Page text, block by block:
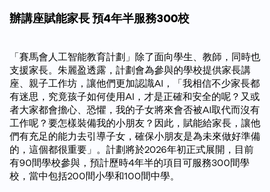
辦講座賦能家長 預4年半服務300校
「賽馬會人工智能教育計劃」除了面向學生、教師，同時也
支援家長。朱麗盈透露，計劃會為參與的學校提供家長講
座、親子工作坊，讓他們更加認識AI，「我相信不少家長都
有迷思，究竟孩子如何使用AI，才是正確和安全的呢？又或
者大家都會擔心、恐懼，我的子女將來會否被AI取代而沒有
工作呢？要怎樣裝備我的小朋友？因此，賦能給家長，讓他
們有充足的能力去引導子女，確保小朋友是為未來做好準備
的，這個都很重要」。計劃將於2026年初正式展開，目前
有90間學校參與，預計歷時4年半的項目可服務300間學
校，當中包括200間小學和100間中學。